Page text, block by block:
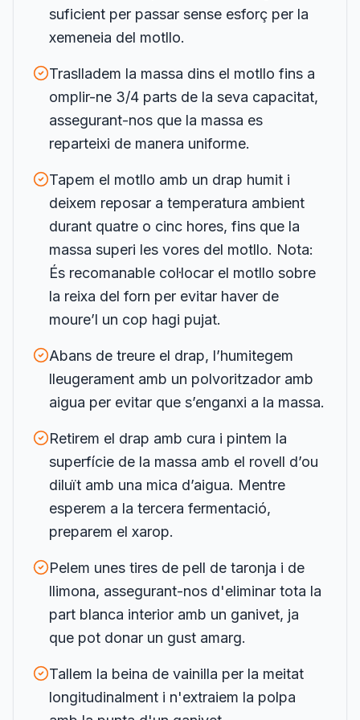
suficient per passar sense esforç per la
xemeneia del motllo.
Traslladem la massa dins el motllo fins a
omplir-ne 3/4 parts de la seva capacitat,
assegurant-nos que la massa es
reparteixi de manera uniforme.
Tapem el motllo amb un drap humit i
deixem reposar a temperatura ambient
durant quatre o cinc hores, fins que la
massa superi les vores del motllo. Nota:
És recomanable col·locar el motllo sobre
la reixa del forn per evitar haver de
moure’l un cop hagi pujat.
Abans de treure el drap, l’humitegem
lleugerament amb un polvoritzador amb
aigua per evitar que s’enganxi a la massa.
Retirem el drap amb cura i pintem la
superfície de la massa amb el rovell d’ou
diluït amb una mica d’aigua. Mentre
esperem a la tercera fermentació,
preparem el xarop.
Pelem unes tires de pell de taronja i de
llimona, assegurant-nos d'eliminar tota la
part blanca interior amb un ganivet, ja
que pot donar un gust amarg.
Tallem la beina de vainilla per la meitat
longitudinalment i n'extraiem la polpa